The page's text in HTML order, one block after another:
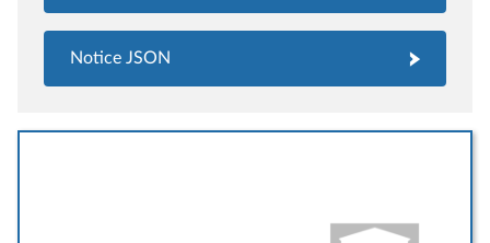
Notice JSON